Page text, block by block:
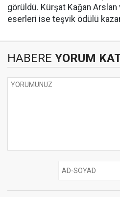
görüldü. Kürşat Kağan Arslan
eserleri ise teşvik ödülü
HABERE YORUM